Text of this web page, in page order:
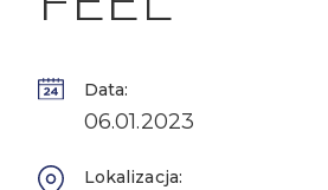
Data:
06.01.2023
Lokalizacja: